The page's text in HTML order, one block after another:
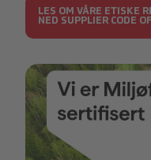
LES OM VÅRE ETISKE
NED SUPPLIER CODE